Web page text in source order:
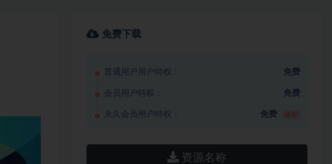
免费下载
普通用户用户特权： 免费
会员用户特权： 免费
永久会员用户特权： 免费
资源名称